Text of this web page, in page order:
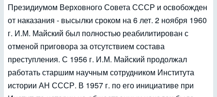
Президиумом Верховного Совета СССР и освобожден
от наказания - высылки сроком на 6 лет. 2 ноября 1960
г. И.М. Майский был полностью реабилитирован с
отменой приговора за отсутствием состава
преступления. С 1956 г. И.М. Майский продолжал
работать старшим научным сотрудником Института
истории АН СССР. В 1957 г. по его инициативе при